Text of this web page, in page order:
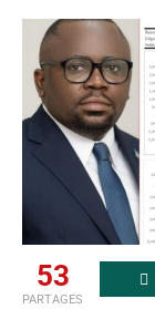
53
PARTAGES